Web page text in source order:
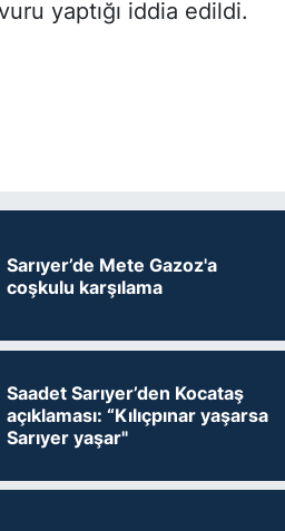
yaptığı iddia edildi.
Sarıyer’de Mete Gazoz'a
coşkulu karşılama
Saadet Sarıyer’den Kocataş
açıklaması: “Kılıçpınar yaşarsa
Sarıyer yaşar"